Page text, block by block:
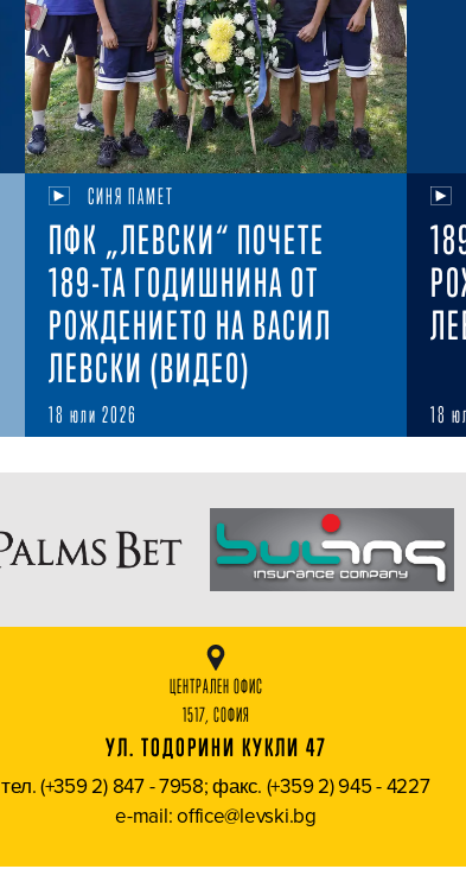
СИНЯ ПАМЕТ
ПФК „ЛЕВСКИ“ ПОЧЕТЕ
189-ТА ГОДИШНИНА ОТ
РОЖДЕНИЕТО НА ВАСИЛ
ЛЕВСКИ (ВИДЕО)
18 юли 2026 18
ЦЕНТРАЛЕН ОФИС
1517, СОФИЯ
УЛ. ТОДОРИНИ КУКЛИ 47
тел. (+359 2) 847 - 7958; факс. (+359 2) 945 - 4227
e-mail: office@levski.bg